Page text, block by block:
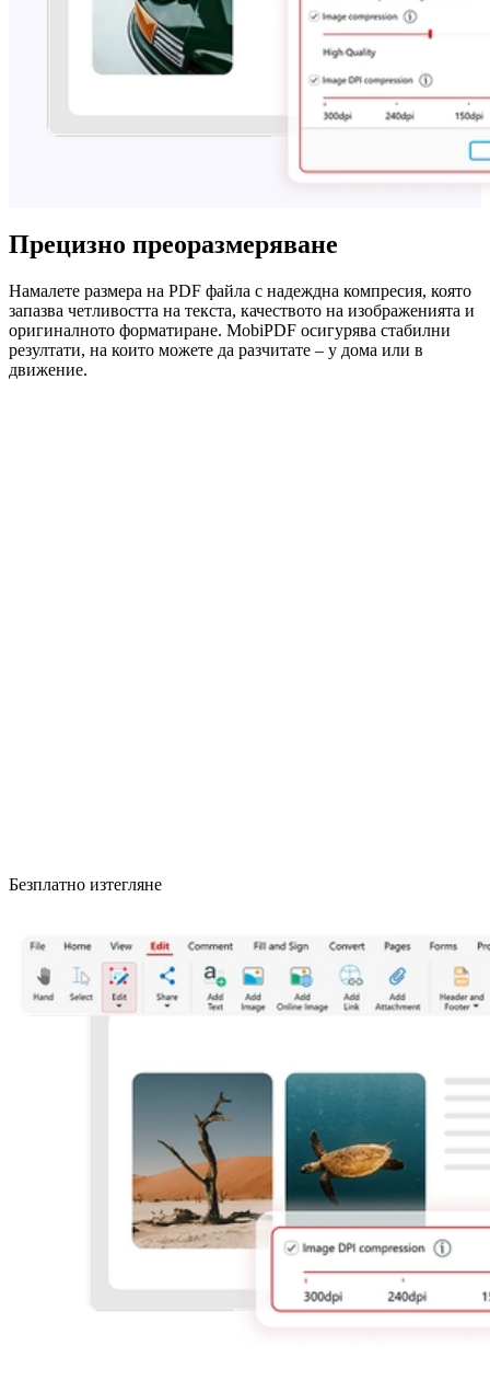
Прецизно преоразмеряване
Намалете размера на PDF файла с надеждна компресия, която
запазва четливостта на текста, качеството на изображенията и
оригиналното форматиране. MobiPDF осигурява стабилни
резултати, на които можете да разчитате – у дома или в
движение.
Безплатно изтегляне